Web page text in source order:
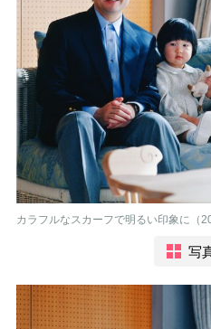
カラフルなスカーフで明るい印象に（
写